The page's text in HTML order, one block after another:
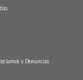
y Denuncias